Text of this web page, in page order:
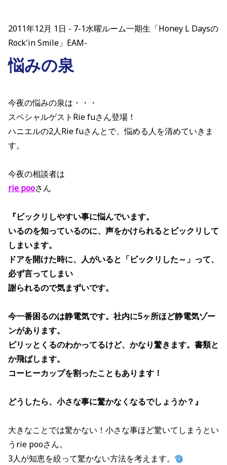
2011年12月 1日
7-1水曜ルーム一期生「Honey L Daysの
Rock'in Smile」EAM-
悩みの泉
今夜の悩みの泉は・・・
スペシャルゲストRie fuさん登場！
ハニエルの2人Rie fuさんとで、悩める人を清めていきま
す。
今夜の相談者は
rie pooさん
『ビックリしやすい事に悩んでいます。
いるのを知っているのに、声をかけられるとビックリして
しまいます。
ドアを開けた時に、人がいると「ビックリした～」って、
必ず言ってしまい
謝られるので気まずいです。
今一番困るのは静電気です。社内に5ヶ所ほど静電気ゾー
ンがあります。
ピリッとくるのわかってるけど、かなり驚きます。書類と
か飛ばします。
コーヒーカップを割ったこともあります！
どうしたら、小さな事に驚かなくなるでしょうか？』
大きなことでは驚かない！小さな事ほど驚いてしまうとい
うrie pooさん。
3人が知恵を絞って驚かない方法を考えます。